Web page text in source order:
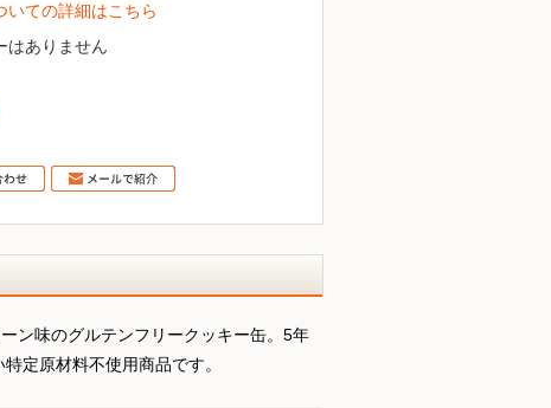
いての詳細はこちら
はありません
ン味のグルテンフリークッキー缶。5年
定原材料不使用商品です。